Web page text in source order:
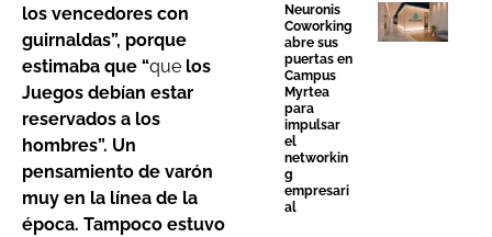
los vencedores con
guirnaldas”, porque
estimaba que “que los
Juegos debían estar
reservados a los
hombres”. Un
pensamiento de varón
muy en la línea de la
época. Tampoco estuvo
Neuronis
Coworking
abre sus
puertas en
Campus
Myrtea
para
impulsar
el
networkin
g
empresari
al